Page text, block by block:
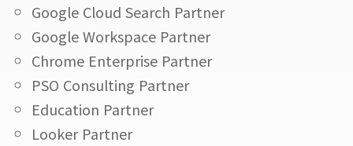
Google Cloud Search Partner
Google Workspace Partner
Chrome Enterprise Partner
PSO Consulting Partner
Education Partner
Looker Partner